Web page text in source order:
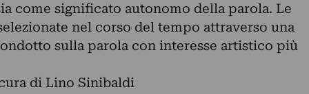
come significato autonomo della parola. Le
nel corso del tempo attraverso una
sulla parola con interesse artistico più
di Lino Sinibaldi